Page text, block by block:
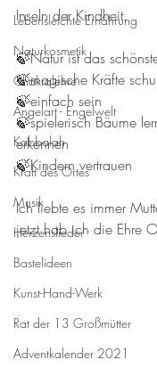
Lebensleichte Ernährung
Naturkosmetik
Chakralehre
Angelart - Engelwelt
Kabbalah
Kraft des Ortes
Musik
Herzenslieder
Bastelideen
Kunst-Hand-Werk
Rat der 13 Großmütter
Adventkalender 2021
Inseln der Kindheit.
🍃Natur ist das
🍃magische Kräfte
🍃einfach sein
🍃spielerisch Bäume
erkennen
🍃Kindern vertrauen
Ich liebte es immer
jetzt hab ich die Ehre